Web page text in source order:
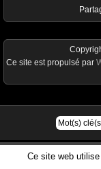
Ce site web
Ce site est propulsé par